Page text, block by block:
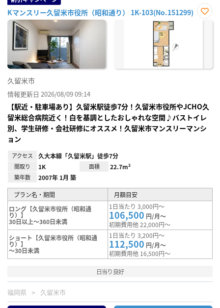
Kマンスリー久留米市役所（昭和通り） 1K-103(No.151299)
お気
久留米市
情報更新日 2026/08/09 09:14
【駅近・駐車場あり】久留米駅徒歩7分！久留米市役所やJCHO久
留米総合病院近く！白を基調としたおしゃれな空間♪バストイレ
別、学生研修・会社研修にオススメ！久留米市マンスリーマンシ
ョン
アクセス 久大本線「久留米駅」徒歩7分
間取り 1K 面積 22.7m²
築年数 2007年 1月 築
プラン名・期間
月額目安
ロング【久留米市役所（昭和通
り）】
30日以上～360日未満
1日当たり 3,000円～
106,500 円/月～
初期費用他 22,000円～
ショート【久留米市役所（昭和通
り）】
～30日未満
1日当たり 3,200円～
112,500 円/月～
初期費用他 16,500円～
日当り良好
福岡県 久留米市